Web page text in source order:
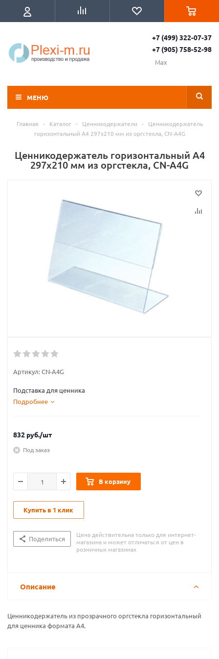
+7 (499) 322-07-37
+7 (905) 758-52-98
Max
МЕНЮ
Главная - Каталог - Ценникодержатели -
Ценникодержатель
горизонтальный А4 297x210 мм из оргстекла, CN-A4G
Ценникодержатель горизонтальный А4
297x210 мм из оргстекла, CN-A4G
Артикул:CN-A4G
Подставка для ценника
Подробнее
832 руб./шт
Под заказ
В корзину
Купить в 1 клик
Поделиться
Цена действительна только для интернет-
магазина и может отличаться от цен в
розничных магазинах
Описание
Ценникодержатель из прозрачного оргстекла горизонтальный
для ценника формата А4.